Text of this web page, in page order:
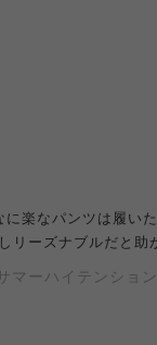
楽なパンツは履い
リーズナブルだと助
マーハイテンショ